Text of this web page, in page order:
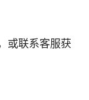
或联系客服获